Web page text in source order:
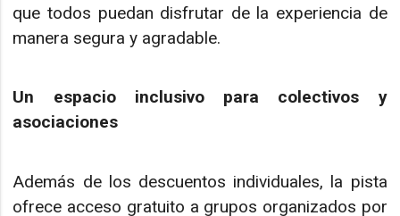
que todos puedan disfrutar de la experiencia de
manera segura y agradable.
Un espacio inclusivo para colectivos y
asociaciones
Además de los descuentos individuales, la pista
ofrece acceso gratuito a grupos organizados por